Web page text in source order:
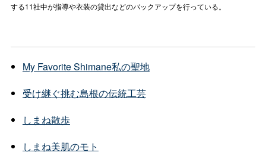
する11社中が指導や衣装の貸出などのバックアップを行っている。
My Favorite Shimane私の聖地
受け継ぐ挑む島根の伝統工芸
しまね散歩
しまね美肌のモト